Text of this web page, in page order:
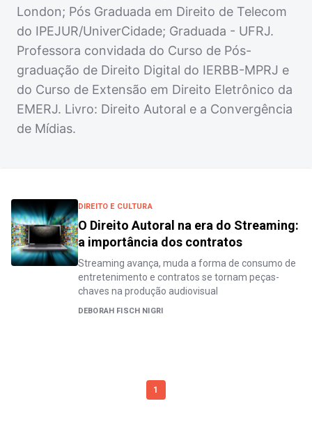
London; Pós Graduada em Direito de Telecom
do IPEJUR/UniverCidade; Graduada - UFRJ.
Professora convidada do Curso de Pós-
graduação de Direito Digital do IERBB-MPRJ e
do Curso de Extensão em Direito Eletrônico da
EMERJ. Livro: Direito Autoral e a Convergência
de Mídias.
DIREITO E CULTURA
O Direito Autoral na era do Streaming:
a importância dos contratos
Streaming avança, muda a forma de consumo de
entretenimento e contratos se tornam peças-
chaves na produção audiovisual
DEBORAH FISCH NIGRI
1